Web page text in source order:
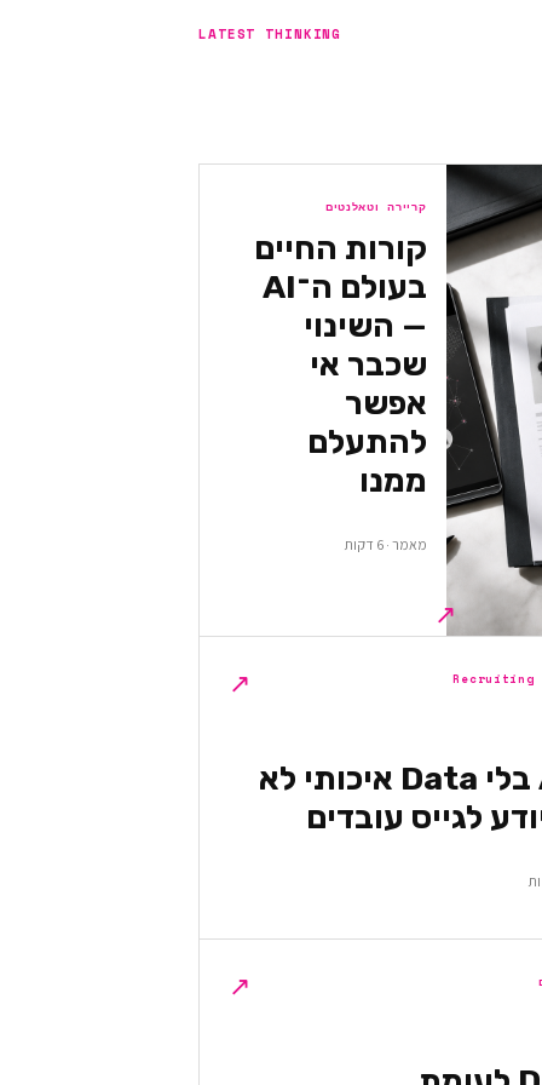
LATEST THINKING
קריירה וטאלנטים
קורות החיים
בעולם ה־AI
— השינוי
שכבר אי
אפשר
להתעלם
ממנו
מאמר · 6 דקות
↗
למה AI בלי Data איכותי לא
לגייס עובדים
↗
↗